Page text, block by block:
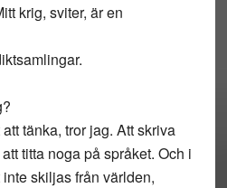
krig, sviter, är en
tänka, tror jag. Att skriva
titta noga på språket. Och i
skiljas från världen,